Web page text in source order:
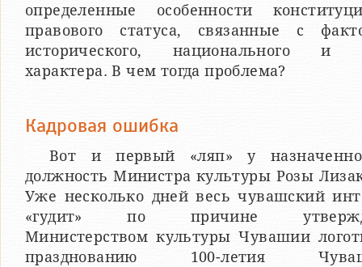
определенные особенности
правового статуса, связанные с
исторического, национального и
характера. В чем тогда проблема?
Кадровая ошибка
Вот и первый «ляп» у
должность Министра культуры Розы
Уже несколько дней весь чувашский
«гудит» по причине
Министерством культуры Чувашии
празднованию 100-летия